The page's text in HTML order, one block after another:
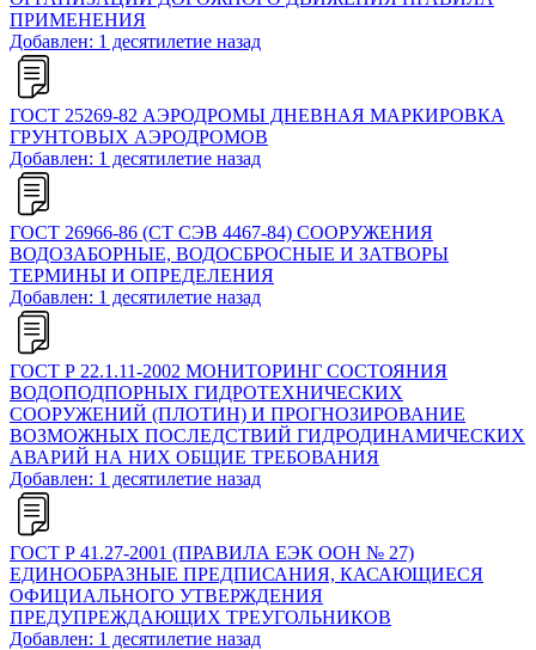
ПРИМЕНЕНИЯ
Добавлен: 1 десятилетие назад
ГОСТ 25269-82 АЭРОДРОМЫ ДНЕВНАЯ МАРКИРОВКА
ГРУНТОВЫХ АЭРОДРОМОВ
Добавлен: 1 десятилетие назад
ГОСТ 26966-86 (СТ СЭВ 4467-84) СООРУЖЕНИЯ
ВОДОЗАБОРНЫЕ, ВОДОСБРОСНЫЕ И ЗАТВОРЫ
ТЕРМИНЫ И ОПРЕДЕЛЕНИЯ
Добавлен: 1 десятилетие назад
ГОСТ Р 22.1.11-2002 МОНИТОРИНГ СОСТОЯНИЯ
ВОДОПОДПОРНЫХ ГИДРОТЕХНИЧЕСКИХ
СООРУЖЕНИЙ (ПЛОТИН) И ПРОГНОЗИРОВАНИЕ
ВОЗМОЖНЫХ ПОСЛЕДСТВИЙ ГИДРОДИНАМИЧЕСКИХ
АВАРИЙ НА НИХ ОБЩИЕ ТРЕБОВАНИЯ
Добавлен: 1 десятилетие назад
ГОСТ Р 41.27-2001 (ПРАВИЛА ЕЭК ООН № 27)
ЕДИНООБРАЗНЫЕ ПРЕДПИСАНИЯ, КАСАЮЩИЕСЯ
ОФИЦИАЛЬНОГО УТВЕРЖДЕНИЯ
ПРЕДУПРЕЖДАЮЩИХ ТРЕУГОЛЬНИКОВ
Добавлен: 1 десятилетие назад